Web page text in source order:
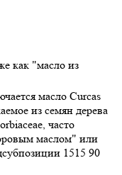
как "масло из
масло Curcas
из семян дерева
часто
маслом" или
1515 90